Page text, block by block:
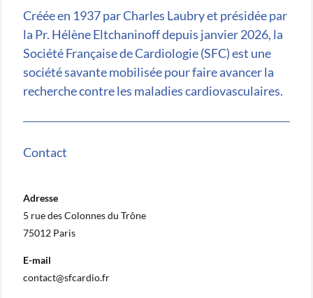
Créée en 1937 par Charles Laubry et présidée par
la Pr. Hélène Eltchaninoff depuis janvier 2026, la
Société Française de Cardiologie (SFC) est une
société savante mobilisée pour faire avancer la
recherche contre les maladies cardiovasculaires.
Contact
Adresse
5 rue des Colonnes du Trône
75012 Paris
E-mail
contact@sfcardio.fr